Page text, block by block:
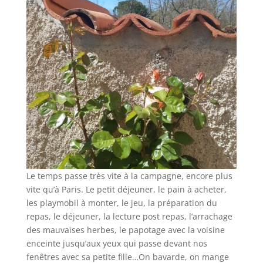
Le temps passe très vite à la campagne, encore plus
vite qu’à Paris. Le petit déjeuner, le pain à acheter,
les playmobil à monter, le jeu, la préparation du
repas, le déjeuner, la lecture post repas, l’arrachage
des mauvaises herbes, le papotage avec la voisine
enceinte jusqu’aux yeux qui passe devant nos
fenêtres avec sa petite fille…On bavarde, on mange